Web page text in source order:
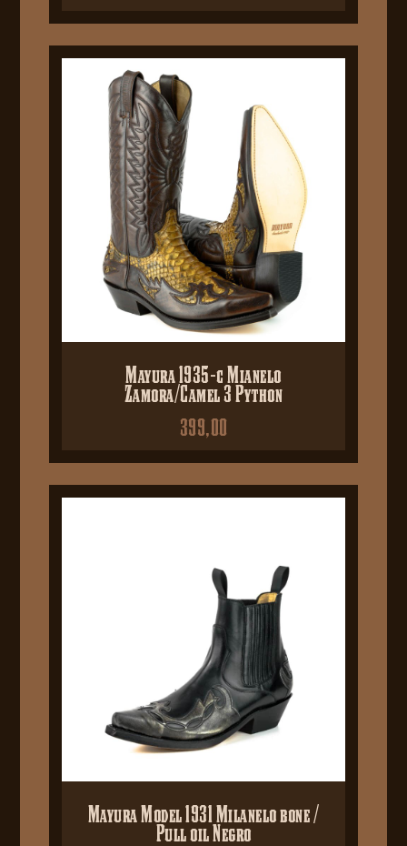
Mayura 1935-c Mianelo
Zamora/Camel 3 Python
399,00
Mayura Model 1931 Milanelo bone /
Pull oil Negro